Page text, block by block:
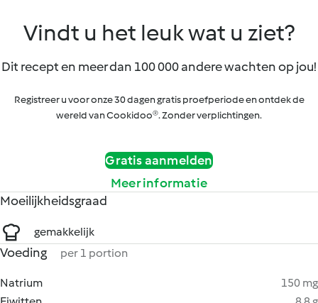
Vindt u het leuk wat u ziet?
Dit recept en meer dan 100 000 andere wachten op jou!
Registreer u voor onze 30 dagen gratis proefperiode en ontdek de
wereld van Cookidoo®. Zonder verplichtingen.
Gratis aanmelden
Meer informatie
Moeilijkheidsgraad
gemakkelijk
Voeding per 1 portion
Natrium
150 mg